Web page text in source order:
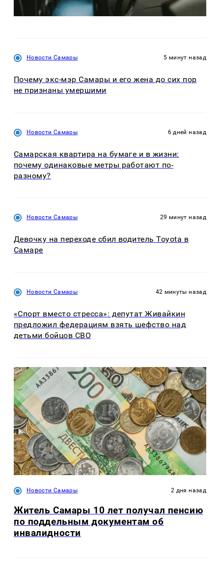
Новости Самары 5 минут назад
Почему экс-мэр Самары и его жена до сих пор
не признаны умершими
Новости Самары 6 дней назад
Самарская квартира на бумаге и в жизни:
почему одинаковые метры работают по-
разному?
Новости Самары 29 минут назад
Девочку на переходе сбил водитель Toyota в
Самаре
Новости Самары 42 минуты назад
«Спорт вместо стресса»: депутат Живайкин
предложил федерациям взять шефство над
детьми бойцов СВО
Новости Самары 2 дня назад
Житель Самары 10 лет получал пенсию
по поддельным документам об
инвалидности